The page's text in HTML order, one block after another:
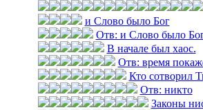
и Слово было Бог
Отв: и Слово было
В начале был хаос.
Отв: время
Кто сотворил
Отв: никто
Законы